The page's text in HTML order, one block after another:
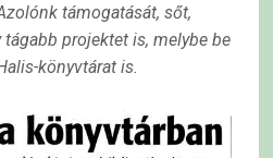
támogatását, sőt,
projektet is, melybe be
könyvtárat is.